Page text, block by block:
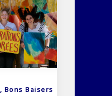
Bons Baisers